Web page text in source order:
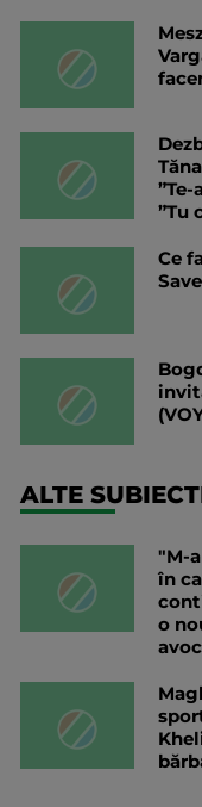
”Tu
Ce
ALTE
"M-
în
o